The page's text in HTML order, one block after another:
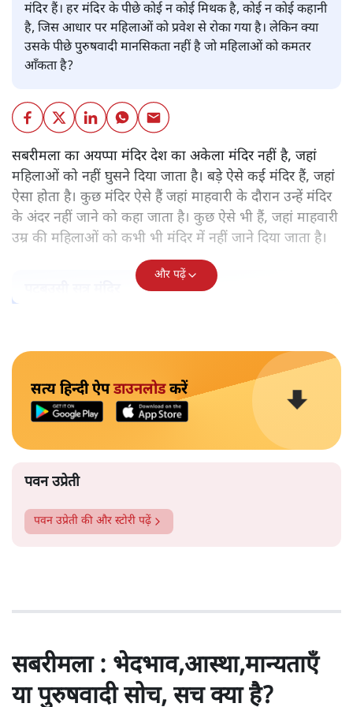
मंदिर हैं। हर मंदिर के पीछे कोई न कोई मिथक है, कोई न कोई कहानी
है, जिस आधार पर महिलाओं को प्रवेश से रोका गया है। लेकिन क्या
उसके पीछे पुरुषवादी मानसिकता नहीं है जो महिलाओं को कमतर
आँकता है?
सबरीमला का अयप्पा मंदिर देश का अकेला मंदिर नहीं है, जहां
महिलाओं को नहीं घुसने दिया जाता है। बड़े ऐसे कई मंदिर हैं, जहां
ऐसा होता है। कुछ मंदिर ऐसे हैं जहां माहवारी के दौरान उन्हें मंदिर
के अंदर नहीं जाने को कहा जाता है। कुछ ऐसे भी हैं, जहां माहवारी
उम्र की महिलाओं को कभी भी मंदिर में नहीं जाने दिया जाता है।
और पढ़ें
सत्य हिन्दी ऐपडाउनलोडकरें
पवन उप्रेती
पवन उप्रेती की और स्टोरी पढ़ें
सबरीमला : भेदभाव,आस्था,मान्यताएँ
या पुरुषवादी सोच, सच क्या है?